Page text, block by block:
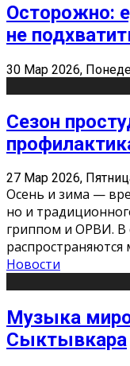
Осторожно:
не
30 Мар 2026,
Сезон
27 Мар 2026,
Осень и зима —
но и
гриппом и ОРВИ. В
распространяются
Новости
Музыка
Сыктывкара